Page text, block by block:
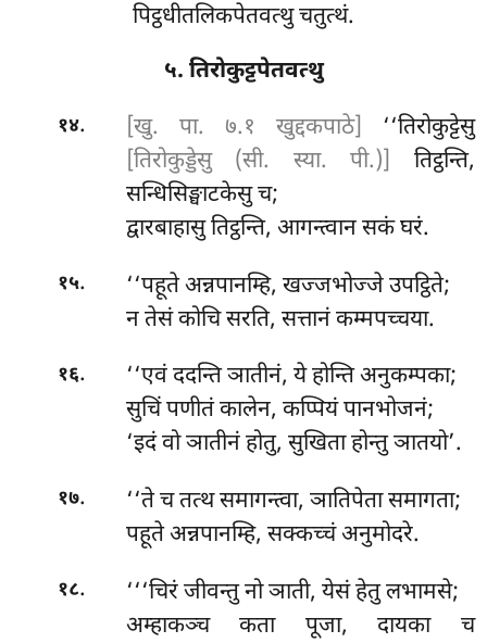
पिट्ठधीतलिकपेतवत्थु चतुत्थं.
५. तिरोकुट्टपेतवत्थु
१४. [खु. पा. ७.१ खुद्दकपाठे] ‘‘तिरोकुट्टेसु
[तिरोकुड्डेसु (सी. स्या. पी.)]
तिट्ठन्ति,
सन्धिसिङ्घाटकेसु च;
द्वारबाहासु तिट्ठन्ति, आगन्त्वान सकं घरं.
१५.
‘‘पहूते अन्नपानम्हि, खज्जभोज्जे उपट्ठिते;
न तेसं कोचि सरति, सत्तानं कम्मपच्चया.
१६. ‘‘एवंददन्ति ञातीनं, ये होन्ति अनुकम्पका;
सुचिं पणीतं कालेन, कप्पियं पानभोजनं;
‘इदं वो ञातीनं होतु, सुखिता होन्तु ञातयो’.
१७.
‘‘ते च तत्थ समागन्त्वा, ञातिपेता समागता;
पहूते अन्नपानम्हि, सक्कच्चं अनुमोदरे.
१८.
‘‘‘चिरं जीवन्तु नो ञाती, येसं हेतु लभामसे;
अम्हाकञ्च कता पूजा, दायका च